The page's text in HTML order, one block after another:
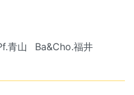
青山
Ba&Cho.福井